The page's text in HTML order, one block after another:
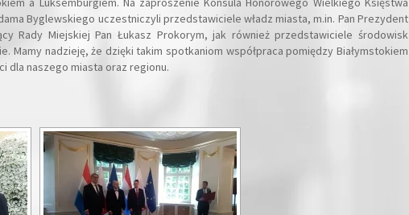
Byglewskiego uczestniczyli przedstawiciele władz miasta, m.in. Pan Prezydent
Rady Miejskiej Pan Łukasz Prokorym, jak również przedstawiciele środowisk
Mamy nadzieję, że dzięki takim spotkaniom współpraca pomiędzy Białymstokiem
dla naszego miasta oraz regionu.